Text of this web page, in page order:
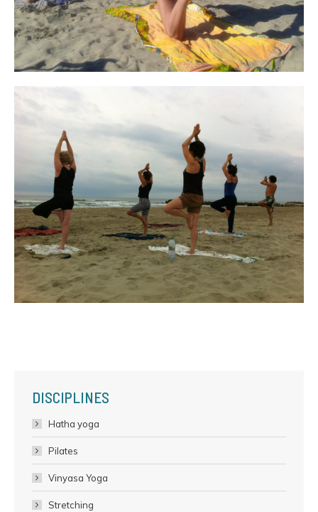
DISCIPLINES
Hatha yoga
Pilates
Vinyasa Yoga
Stretching